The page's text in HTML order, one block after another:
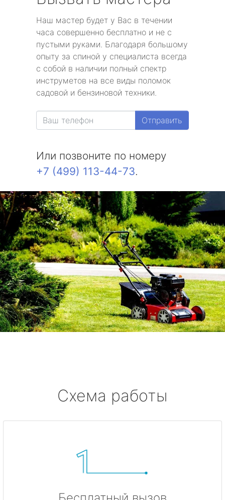
Наш мастер будет у Вас в течении
часа совершенно бесплатно и не с
пустыми руками. Благодаря большому
опыту за спиной у специалиста всегда
с собой в наличии полный спектр
инструметов на все виды поломок
садовой и бензиновой техники.
Отправить
Или позвоните по номеру
+7 (499) 113-44-73.
Схема работы